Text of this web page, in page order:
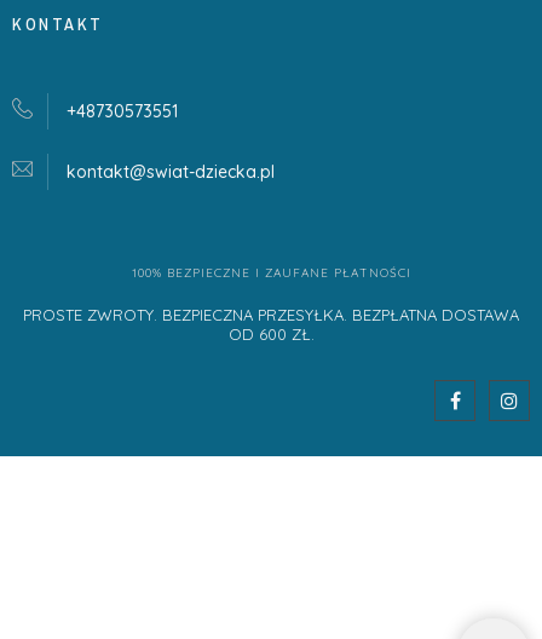
KONTAKT
+48730573551
kontakt@swiat-dziecka. pl
100% BEZPIECZNE I ZAUFANE PŁATNOŚCI
PROSTE ZWROTY. BEZPIECZNA PRZESYŁKA. BEZPŁATNA DOSTAWA
OD 600 ZŁ.